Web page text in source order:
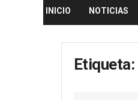
INICIO NOTICIAS
Etiqueta: